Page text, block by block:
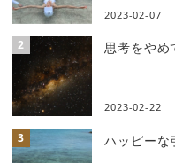
2023-02-07
思考をやめ
2023-02-22
ハッピーな